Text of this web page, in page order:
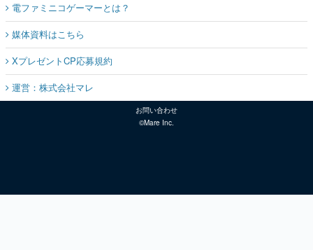
電ファミニコゲーマーとは？
媒体資料はこちら
XプレゼントCP応募規約
運営：株式会社マレ
お問い合わせ
©Mare Inc.